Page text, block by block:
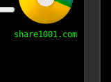
share1001.com